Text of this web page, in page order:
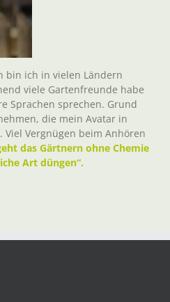
bin ich in vielen Ländern
viele Gartenfreunde habe
Sprachen sprechen. Grund
die mein Avatar in
Viel Vergnügen beim Anhören
das Gärtnern ohne Chemie
Art düngen“.